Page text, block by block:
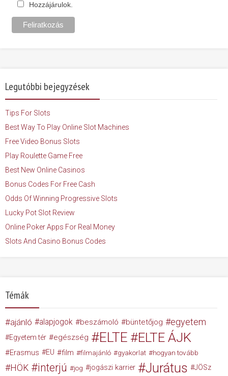
Hozzájárulok.
Legutóbbi bejegyzések
Tips For Slots
Best Way To Play Online Slot Machines
Free Video Bonus Slots
Play Roulette Game Free
Best New Online Casinos
Bonus Codes For Free Cash
Odds Of Winning Progressive Slots
Lucky Pot Slot Review
Online Poker Apps For Real Money
Slots And Casino Bonus Codes
Témák
ajánló alapjogok beszámoló büntetőjog egyetem
Egyetem tér egészség ELTE ELTE ÁJK
Erasmus EU film filmajánló gyakorlat hogyan tovább
HÖK interjú jog jogászi karrier Jurátus JÖSz